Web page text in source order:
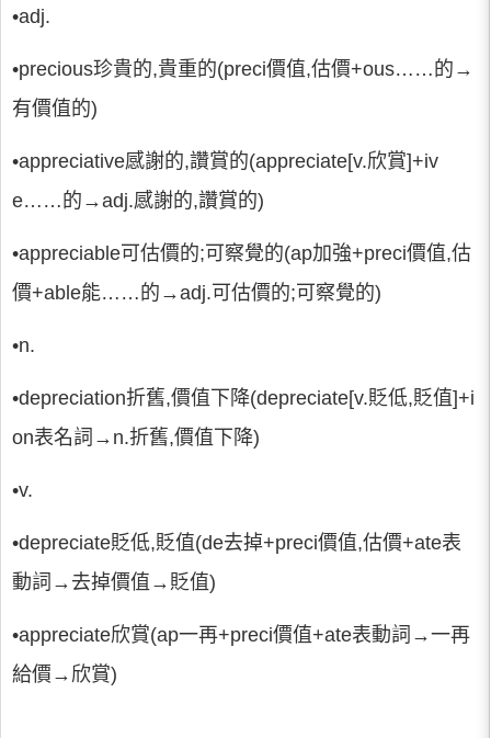
•adj.
•precious珍貴的,貴重的(preci價值,估價+ous……的→
有價值的)
•appreciative感謝的,讚賞的(appreciate[v.欣賞]+iv
e……的→adj.感謝的,讚賞的)
•appreciable可估價的;可察覺的(ap加強+preci價值,估
價+able能……的→adj.可估價的;可察覺的)
•n.
•depreciation折舊,價值下降(depreciate[v.貶低,貶值]+i
on表名詞→n.折舊,價值下降)
•v.
•depreciate貶低,貶值(de去掉+preci價值,估價+ate表
動詞→去掉價值→貶值)
•appreciate欣賞(ap一再+preci價值+ate表動詞→一再
給價→欣賞)